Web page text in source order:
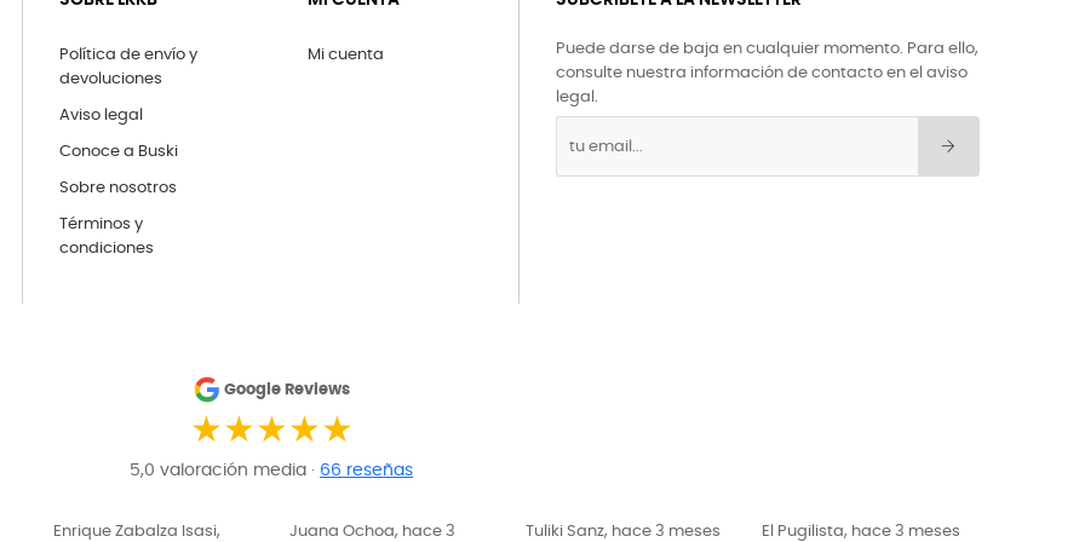
Política de envío y
devoluciones
Aviso legal
Conoce a Buski
Sobre nosotros
Términos y
condiciones
Mi cuenta
Puede darse de baja en cualquier momento. Para ello,
consulte nuestra información de contacto en el aviso
legal.
Google Reviews
★★★★★
5,0 valoración media · 66 reseñas
Enrique Zabalza Isasi, Juana Ochoa, hace 3 Tuliki Sanz, hace 3 meses El Pugilista, hace 3 meses